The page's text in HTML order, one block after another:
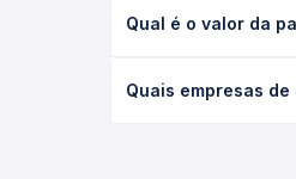
e as condições de
Qual é o valor da
antecedência da
Quais empresas